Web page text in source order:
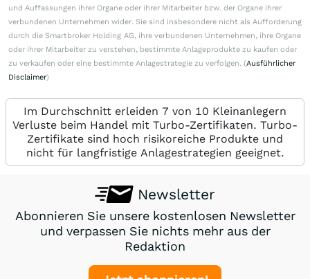
und Auffassungen ihrer Organe oder ihrer Mitarbeiter bzw. der Organe ihrer
verbundenen Unternehmen wider. Sie sind insbesondere nicht als Aufforderung
durch die Smartbroker Holding AG, ihre verbundenen Unternehmen, ihre Organe
oder ihrer Mitarbeiter zu verstehen, bestimmte Anlageprodukte zu kaufen oder
zu verkaufen oder eine bestimmte Anlagestrategie zu verfolgen. (Ausführlicher
Disclaimer)
Im Durchschnitt erleiden 7 von 10 Kleinanlegern
Verluste beim Handel mit Turbo-Zertifikaten. Turbo-
Zertifikate sind hoch risikoreiche Produkte und
nicht für langfristige Anlagestrategien geeignet.
Newsletter
Abonnieren Sie unsere kostenlosen Newsletter
und verpassen Sie nichts mehr aus der
Redaktion